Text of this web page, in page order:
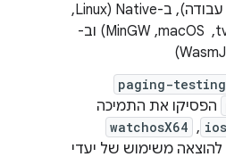
JVM(Android ושולחן עבודה), ב-Native (Linux, ‏
iOS, ‏ watchOS, ‏ tvOS, ‏ macOS,‏ MinGW) וב-
paging-testing
הפסיקו את התמיכה
,‏
watchosX64
משימוש של יעדי